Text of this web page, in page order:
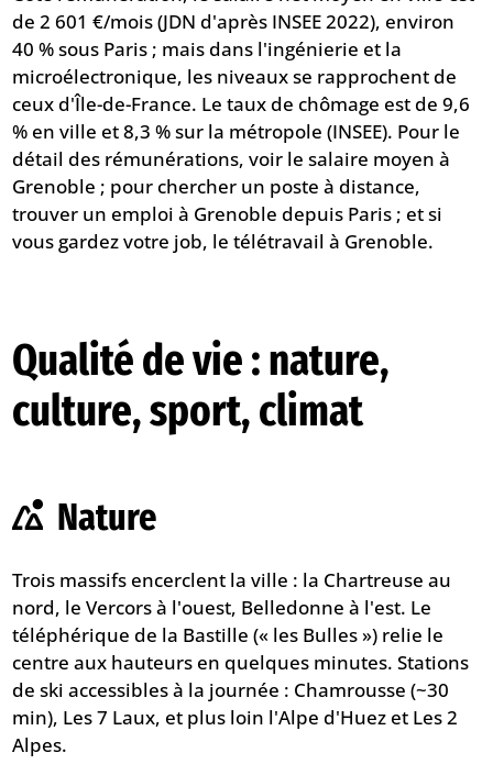
de 2 601 €/mois (JDN d'après INSEE 2022), environ
40 % sous Paris ; mais dans l'ingénierie et la
microélectronique, les niveaux se rapprochent de
ceux d'Île-de-France. Le taux de chômage est de 9,6
% en ville et 8,3 % sur la métropole (INSEE). Pour le
détail des rémunérations, voir le salaire moyen à
Grenoble ; pour chercher un poste à distance,
trouver un emploi à Grenoble depuis Paris ; et si
vous gardez votre job, le télétravail à Grenoble.
Qualité de vie : nature,
culture, sport, climat
Nature
Trois massifs encerclent la ville : la Chartreuse au
nord, le Vercors à l'ouest, Belledonne à l'est. Le
téléphérique de la Bastille (« les Bulles ») relie le
centre aux hauteurs en quelques minutes. Stations
de ski accessibles à la journée : Chamrousse (~30
min), Les 7 Laux, et plus loin l'Alpe d'Huez et Les 2
Alpes.